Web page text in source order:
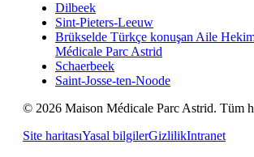
Dilbeek
Sint-Pieters-Leeuw
Brükselde Türkçe konuşan Aile
Médicale Parc Astrid
Schaerbeek
Saint-Josse-ten-Noode
© 2026 Maison Médicale Parc Astrid. Tüm
Site haritasıYasal bilgilerGizlilikIntranet